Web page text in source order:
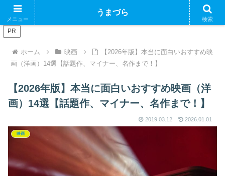
ブログで収益化できるかやってみるブログ
PR
ホーム 映画
【2026年版】本当に面白いおすすめ映
画（洋画）14選【話題作、マイナー、名作まで！】
【2026年版】本当に面白いおすすめ映画（洋
画）14選【話題作、マイナー、名作まで！】
2019.03.12 2026.01.01
映画
メニュー
うまづら
検索